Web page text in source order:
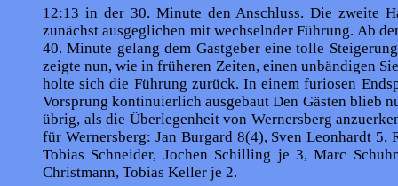
12:13 in der 30. Minute den Anschluss. Die zweite
zunächst ausgegli­chen mit wechselnder Führung. Ab
40. Minute gelang dem Gastgeber eine tolle
zeigte nun, wie in früheren Zeiten, einen unbändigen
holte sich die Führung zurück. In einem furiosen
Vorsprung kontinuierlich ausgebaut Den Gästen blieb
übrig, als die Überlegenheit von Wernersberg
für Wernersberg: Jan Burgard 8(4), Sven Leonhardt 5,
Tobias Schneider, Jochen Schilling je 3, Marc
Christmann, Tobias Keller je 2.